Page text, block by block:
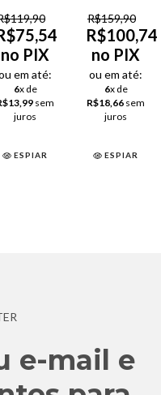
Feminino
no PIX
em até:
6x de
sem
juros
ESPIAR
Feminino
R$159,90
R$100,74
no PIX
ou em até:
6x de
R$18,66 sem
juros
ESPIAR
e-mail e